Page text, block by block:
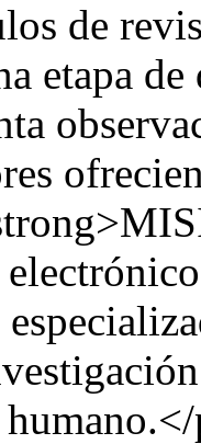
de
etapa